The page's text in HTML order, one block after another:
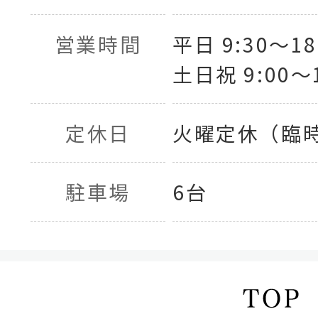
営業時間
平日 9:30〜
土日祝 9:00
定休日 火曜定休（臨
駐車場 6台